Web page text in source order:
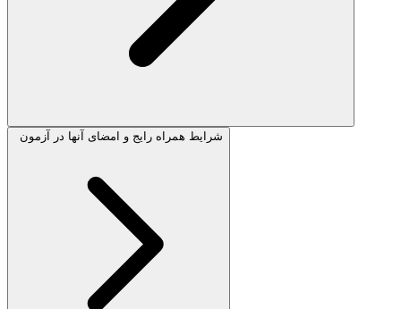
شرایط همراه رایج و امضای آنها در آزمون